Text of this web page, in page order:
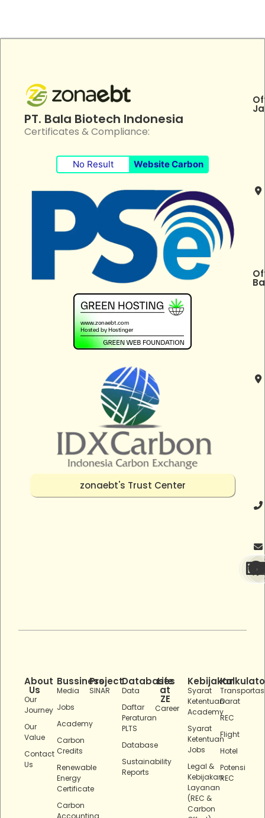
PT. Bala Biotech Indonesia
Certificates & Compliance:
No Result Website Carbon
zonaebt's Trust Center
About
Us
Our
Journey
Our
Value
Contact
Us
Bussiness
Media
Jobs
Academy
Carbon
Credits
Renewable
Energy
Certificate
Carbon
Accounting
Project
SINAR
Databases
Data
Daftar
Peraturan
PLTS
Database
Sustainability
Reports
Life
at
ZE
Career
Kebijakan
Syarat
Ketentuan
Academy
Syarat
Ketentuan
Jobs
Legal &
Kebijakan
Layanan
(REC &
Carbon
Darat
REC
Flight
Hotel
Potensi
REC